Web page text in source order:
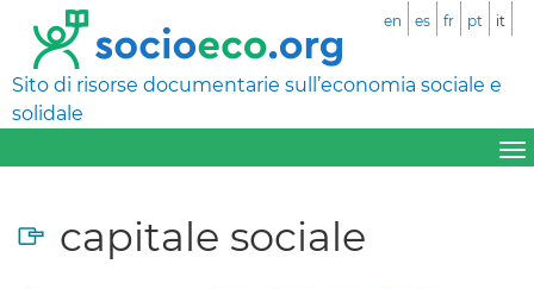
Sito di risorse documentarie sull’economia sociale e
solidale
en es fr pt it
capitale sociale